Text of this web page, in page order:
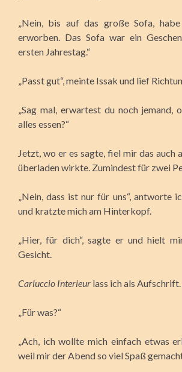
„Nein, bis auf das große Sofa,
erworben. Das Sofa war ein
ersten Jahrestag.“
„Passt gut“, meinte Issak und lief
„Sag mal, erwartest du noch jemand,
alles essen?“
Jetzt, wo er es sagte, fiel mir das auch
überladen wirkte. Zumindest für zwei
„Nein, dass ist nur für uns“, antworte
und kratzte mich am Hinterkopf.
„Hier, für dich“, sagte er und hielt
Gesicht.
Carluccio Interieur lass ich als Aufschrift.
„Für was?“
„Ach, ich wollte mich einfach etwas
weil mir der Abend so viel Spaß